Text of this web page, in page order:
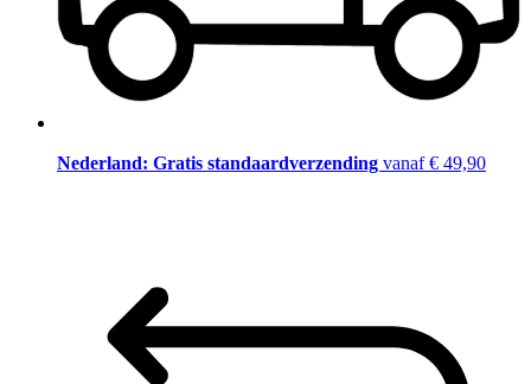
Nederland: Gratis standaardverzending vanaf € 49,90